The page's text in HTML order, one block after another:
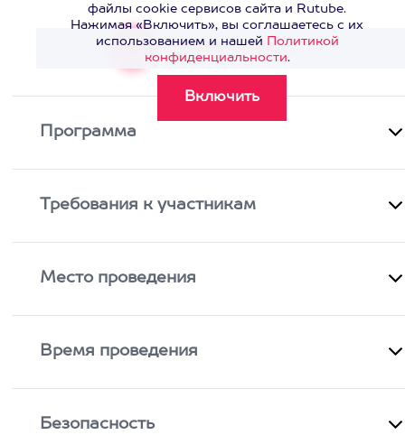
Смотреть видео>
файлы cookie сервисов сайта и Rutube.
Нажимая «Включить», вы соглашаетесь с их
использованием и нашей Политикой
конфиденциальности.
Программа
Требования к участникам
Место проведения
Время проведения
Безопасность